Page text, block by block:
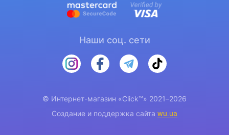
Наши соц. сети
© Интернет-магазин «Click™» 2021–2026
Создание и поддержка сайта wu.ua